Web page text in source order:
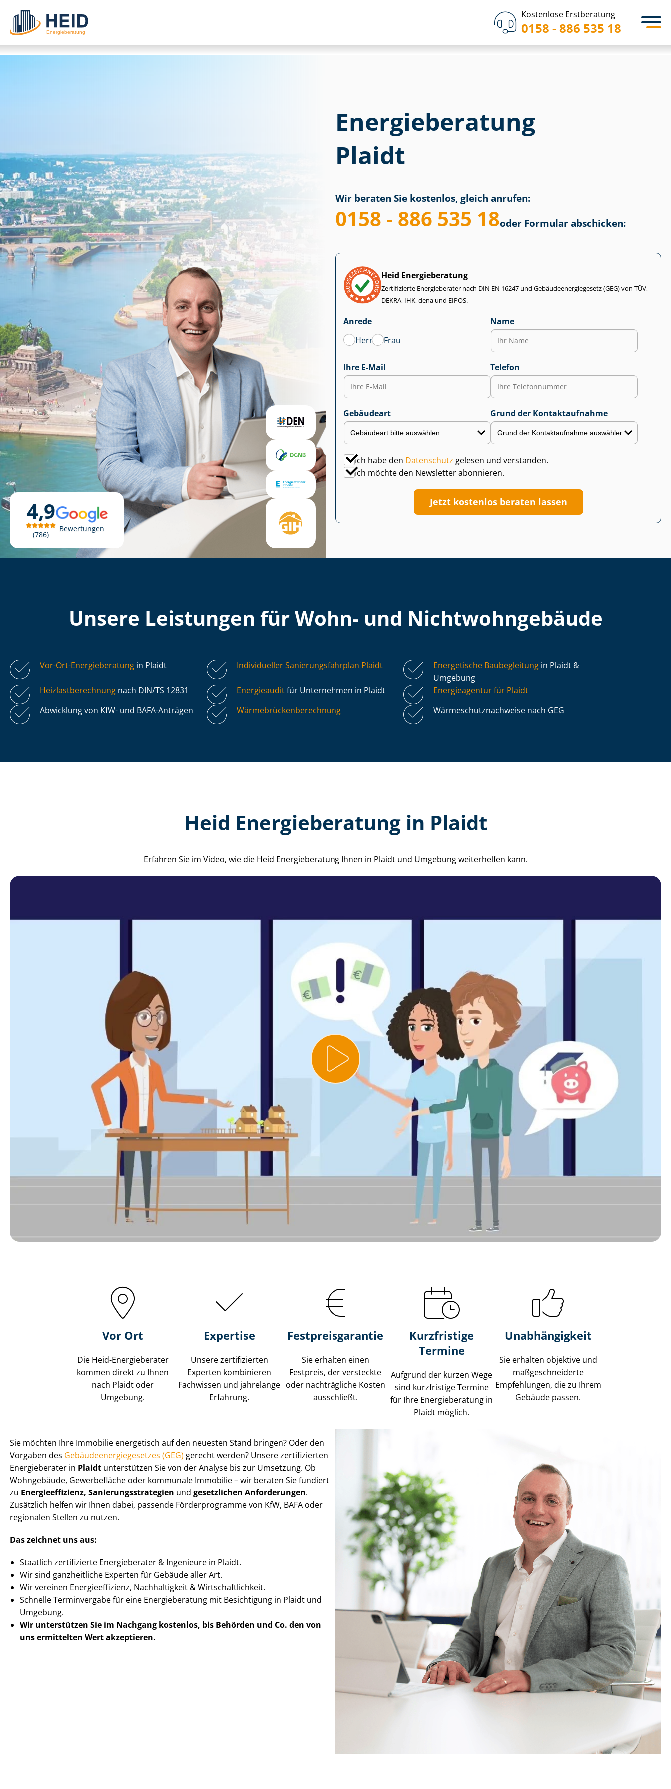
Kostenlose Erstberatung
0158 - 886 535 18
4,9
786
Bewertungen
Energieberatung
Plaidt
Wir beraten Sie kostenlos, gleich anrufen:
0158 - 886 535 18oder Formular abschicken:
Heid Energieberatung
Zertifizierte Energieberater nach DIN EN 16247 und Ge­bäu­de­en­er­gie­ge­setz (GEG) von TÜV,
DEKRA, IHK, dena und EIPOS.
Anrede
Herr
Frau
Name
Ihre E-Mail Telefon
Gebäudeart Grund der Kontaktaufnahme
Ich habe den Datenschutz gelesen und verstanden.
Ich möchte den Newsletter abonnieren.
Jetzt kostenlos beraten lassen
Unsere Leistungen für Wohn- und Nicht­wohn­ge­bäu­de
Vor-Ort-Energieberatung in Plaidt Individueller Sa­nie­rungs­fahr­plan Plaidt Energetische Baubegleitung in Plaidt &
Umgebung
Heiz­last­be­rech­nung nach DIN/TS 12831 Energieauditfür Unternehmen in Plaidt
Energieagentur für Plaidt
Abwicklung von KfW- und BAFA-Anträgen
Wär­me­brü­cken­be­rech­nung Wär­me­schutz­nach­wei­se nach GEG
Heid Energieberatung in Plaidt
Erfahren Sie im Video, wie die Heid Energieberatung Ihnen in Plaidt und Umgebung weiterhelfen kann.
Vor Ort
Die Heid-Energieberater
kommen direkt zu Ihnen
nach Plaidt oder
Umgebung.
Expertise
Unsere zertifizierten
Experten kombinieren
Fachwissen und jahrelange
Erfahrung.
Fest­preis­ga­ran­tie
Sie erhalten einen
Festpreis, der versteckte
oder nachträgliche Kosten
ausschließt.
Kurzfristige
Termine
Aufgrund der kurzen Wege
sind kurzfristige Termine
für Ihre Energieberatung in
Plaidt möglich.
Unabhängigkeit
Sie erhalten objektive und
maß­ge­schnei­der­te
Empfehlungen, die zu Ihrem
Gebäude passen.
Sie möchten Ihre Immobilie energetisch auf den neuesten Stand bringen? Oder den
Vorgaben des Ge­bäu­de­en­er­gie­ge­set­zes (GEG) gerecht werden? Unsere zertifizierten
Energieberater in Plaidt unterstützen Sie von der Analyse bis zur Umsetzung. Ob
Wohngebäude, Gewerbefläche oder kommunale Immobilie – wir beraten Sie fundiert
zu En­er­gie­ef­fi­zi­enz, Sa­nie­rungs­stra­te­gien und gesetzlichen Anforderungen.
Zusätzlich helfen wir Ihnen dabei, passende Förderprogramme von KfW, BAFA oder
regionalen Stellen zu nutzen.
Das zeichnet uns aus:
Staatlich zertifizierte Energieberater & Ingenieure in Plaidt.
Wir sind ganzheitliche Experten für Gebäude aller Art.
Wir vereinen En­er­gie­ef­fi­zi­enz, Nachhaltigkeit & Wirt­schaft­lich­keit.
Schnelle Terminvergabe für eine Energieberatung mit Besichtigung in Plaidt und
Umgebung.
Wir unterstützen Sie im Nachgang kostenlos, bis Behörden und Co. den von
uns ermittelten Wert akzeptieren.